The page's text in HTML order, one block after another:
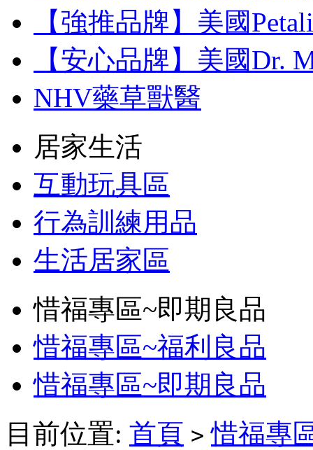
【強推品牌】美國
【安心品牌】美國Dr.
NHV藥草獸醫
居家生活
互動玩具區
行為訓練用品
生活居家區
惜福專區~即期良品
惜福專區~福利良品
惜福專區~即期良品
目前位置: 首頁 > 惜福專